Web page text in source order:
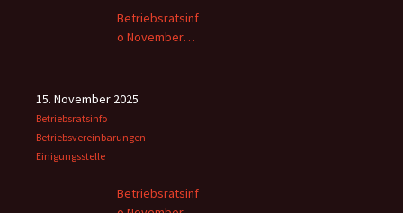
Betriebsratsinf
o November
15. November 2025
Betriebsratsinfo
Betriebsvereinbarungen
Einigungsstelle
Betriebsratsinf